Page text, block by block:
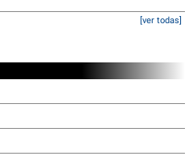
[ver todas]